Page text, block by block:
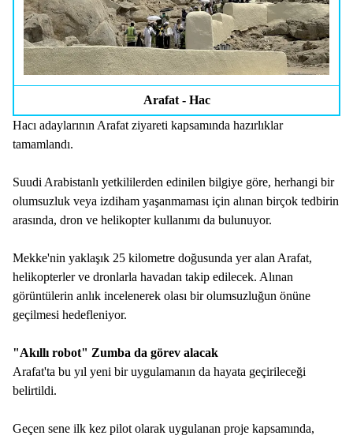
Arafat - Hac
Hacı adaylarının Arafat ziyareti kapsamında hazırlıklar
tamamlandı.
Suudi Arabistanlı yetkililerden edinilen bilgiye göre, herhangi bir
olumsuzluk veya izdiham yaşanmaması için alınan birçok tedbirin
arasında, dron ve helikopter kullanımı da bulunuyor.
Mekke'nin yaklaşık 25 kilometre doğusunda yer alan Arafat,
helikopterler ve dronlarla havadan takip edilecek. Alınan
görüntülerin anlık incelenerek olası bir olumsuzluğun önüne
geçilmesi hedefleniyor.
"Akıllı robot" Zumba da görev alacak
Arafat'ta bu yıl yeni bir uygulamanın da hayata geçirileceği
belirtildi.
Geçen sene ilk kez pilot olarak uygulanan proje kapsamında,